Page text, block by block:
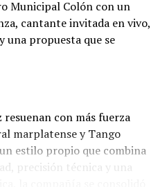
Municipal Colón con un
cantante invitada en vivo,
una propuesta que se
resuenan con más fuerza
marplatense y Tango
estilo propio que combina
precisión técnica y una